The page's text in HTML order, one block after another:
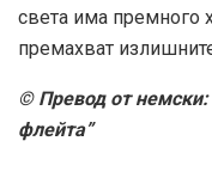
света има премного
премахват
© Превод от немски:
флейта”